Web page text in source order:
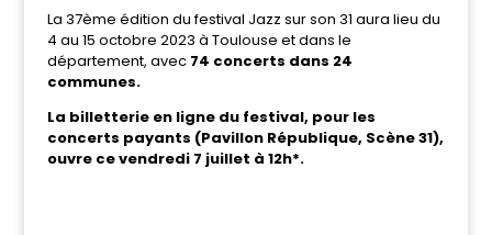
La 37ème édition du festival Jazz sur son 31 aura lieu du
4 au 15 octobre 2023 à Toulouse et dans le
département, avec 74 concerts dans 24
communes.
La billetterie en ligne du festival, pour les
concerts payants (Pavillon République, Scène 31),
ouvre ce vendredi 7 juillet à 12h*.